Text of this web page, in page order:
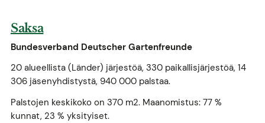
Saksa
Bundesverband Deutscher Gartenfreunde
20 alueellista (Länder) järjestöä, 330 paikallisjärjestöä, 14
306 jäsenyhdistystä, 940 000 palstaa.
Palstojen keskikoko on 370 m2. Maanomistus: 77 %
kunnat, 23 % yksityiset.